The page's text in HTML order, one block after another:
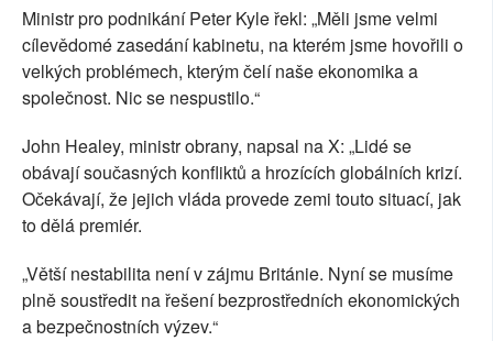
Ministr pro podnikání Peter Kyle řekl: „Měli jsme velmi
cílevědomé zasedání kabinetu, na kterém jsme hovořili o
velkých problémech, kterým čelí naše ekonomika a
společnost. Nic se nespustilo.“
John Healey, ministr obrany, napsal na X: „Lidé se
obávají současných konfliktů a hrozících globálních krizí.
Očekávají, že jejich vláda provede zemi touto situací, jak
to dělá premiér.
„Větší nestabilita není v zájmu Británie. Nyní se musíme
plně soustředit na řešení bezprostředních ekonomických
a bezpečnostních výzev.“